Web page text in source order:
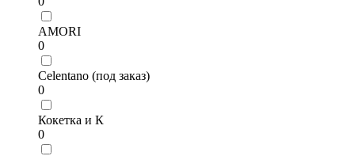
AMORI
0
Celentano (под заказ)
0
Кокетка и К
0